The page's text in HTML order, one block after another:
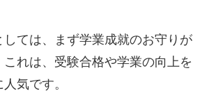
しては、まず学業成就のお守りが
れは、受験合格や学業の向上を
気です。